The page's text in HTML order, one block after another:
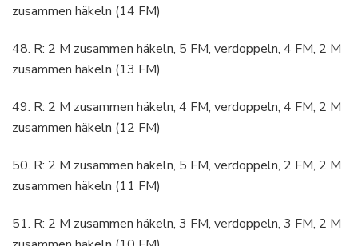
zusammen häkeln (14 FM)
48. R: 2 M zusammen häkeln, 5 FM, verdoppeln, 4 FM, 2 M
zusammen häkeln (13 FM)
49. R: 2 M zusammen häkeln, 4 FM, verdoppeln, 4 FM, 2 M
zusammen häkeln (12 FM)
50. R: 2 M zusammen häkeln, 5 FM, verdoppeln, 2 FM, 2 M
zusammen häkeln (11 FM)
51. R: 2 M zusammen häkeln, 3 FM, verdoppeln, 3 FM, 2 M